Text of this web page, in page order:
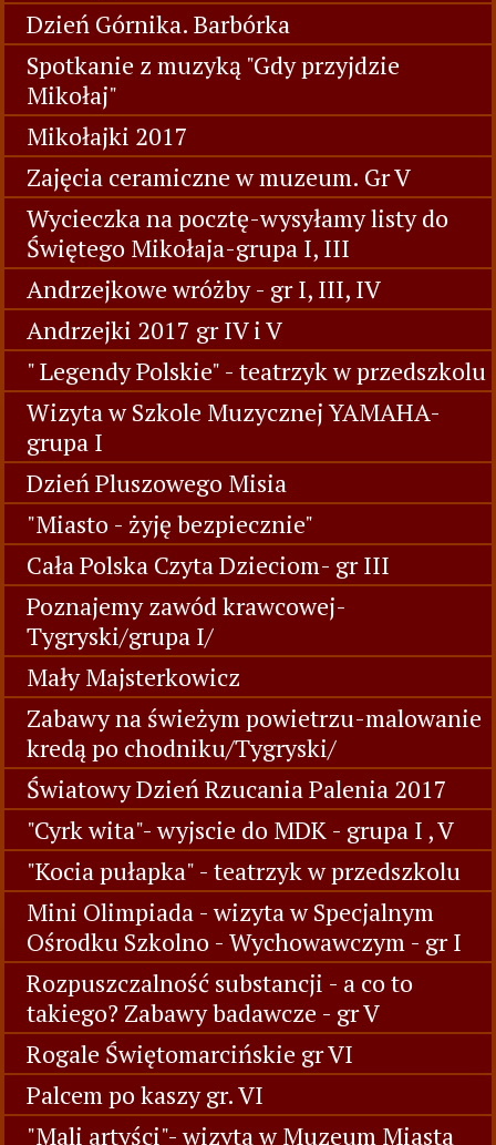
Dzień Górnika. Barbórka
Spotkanie z muzyką "Gdy przyjdzie
Mikołaj"
Mikołajki 2017
Zajęcia ceramiczne w muzeum. Gr V
Wycieczka na pocztę-wysyłamy listy do
Świętego Mikołaja-grupa I, III
Andrzejkowe wróżby - gr I, III, IV
Andrzejki 2017 gr IV i V
" Legendy Polskie" - teatrzyk w przedszkolu
Wizyta w Szkole Muzycznej YAMAHA-
grupa I
Dzień Pluszowego Misia
"Miasto - żyję bezpiecznie"
Cała Polska Czyta Dzieciom- gr III
Poznajemy zawód krawcowej-
Tygryski/grupa I/
Mały Majsterkowicz
Zabawy na świeżym powietrzu-malowanie
kredą po chodniku/Tygryski/
Światowy Dzień Rzucania Palenia 2017
"Cyrk wita"- wyjscie do MDK - grupa I , V
"Kocia pułapka" - teatrzyk w przedszkolu
Mini Olimpiada - wizyta w Specjalnym
Ośrodku Szkolno - Wychowawczym - gr I
Rozpuszczalność substancji - a co to
takiego? Zabawy badawcze - gr V
Rogale Świętomarcińskie gr VI
Palcem po kaszy gr. VI
"Mali artyści"- wizyta w Muzeum Miasta